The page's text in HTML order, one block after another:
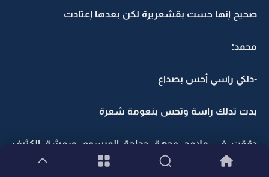
صحيح إنها حست بقشعريرة لكن بعدها إعتادت
محمد:
-دلكي راسي أحس بصداع
بدت تدلك راسة وتحس بنعومة شعرة
دققت في ملامح وجهة حجاجة المرسوم ورمشة الكثيف